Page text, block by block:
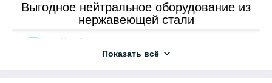
Выгодное нейтральное оборудование из
нержавеющей стали
Устойчивость к коррозии даже при постоянном
контакте с водой и моющими средствами.
Показать всё